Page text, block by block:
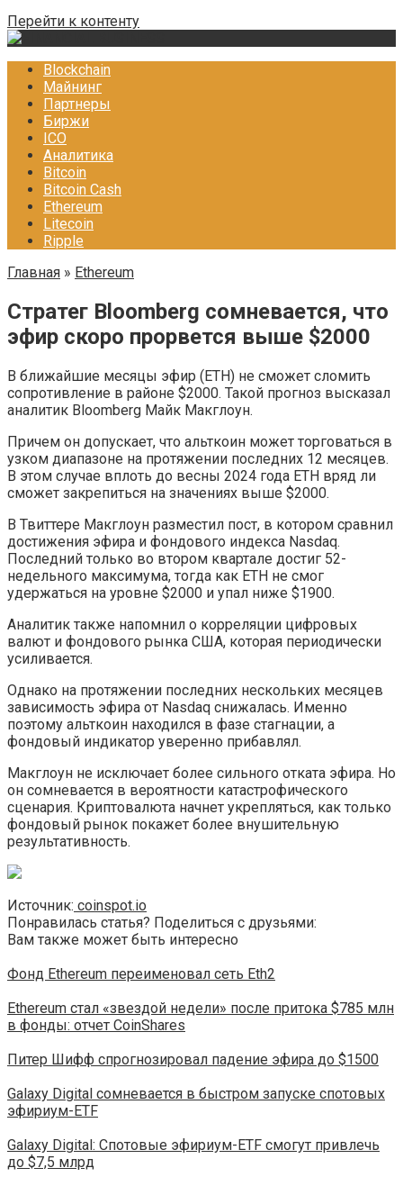
Перейти к контенту
Blockchain
Майнинг
Партнеры
Биржи
ICO
Аналитика
Bitcoin
Bitcoin Cash
Ethereum
Litecoin
Ripple
Главная » Ethereum
Стратег Bloomberg сомневается, что
эфир скоро прорвется выше $2000
В ближайшие месяцы эфир (ETH) не сможет сломить
сопротивление в районе $2000. Такой прогноз высказал
аналитик Bloomberg Майк Макглоун.
Причем он допускает, что альткоин может торговаться в
узком диапазоне на протяжении последних 12 месяцев.
В этом случае вплоть до весны 2024 года ETH вряд ли
сможет закрепиться на значениях выше $2000.
В Твиттере Макглоун разместил пост, в котором сравнил
достижения эфира и фондового индекса Nasdaq.
Последний только во втором квартале достиг 52-
недельного максимума, тогда как ETH не смог
удержаться на уровне $2000 и упал ниже $1900.
Аналитик также напомнил о корреляции цифровых
валют и фондового рынка США, которая периодически
усиливается.
Однако на протяжении последних нескольких месяцев
зависимость эфира от Nasdaq снижалась. Именно
поэтому альткоин находился в фазе стагнации, а
фондовый индикатор уверенно прибавлял.
Макглоун не исключает более сильного отката эфира. Но
он сомневается в вероятности катастрофического
сценария. Криптовалюта начнет укрепляться, как только
фондовый рынок покажет более внушительную
результативность.
Источник: coinspot.io
Понравилась статья? Поделиться с друзьями:
Вам также может быть интересно
Фонд Ethereum переименовал сеть Eth2
Ethereum стал «звездой недели» после притока $785 млн
в фонды: отчет CoinShares
Питер Шифф спрогнозировал падение эфира до $1500
Galaxy Digital сомневается в быстром запуске спотовых
эфириум-ETF
Galaxy Digital: Спотовые эфириум-ETF смогут привлечь
до $7,5 млрд